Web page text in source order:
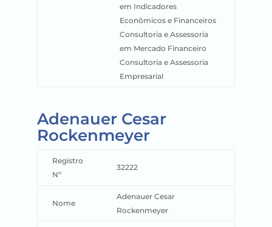
em Indicadores
Econômicos e Financeiros
Consultoria e Assessoria
em Mercado Financeiro
Consultoria e Assessoria
Empresarial
Adenauer Cesar
Rockenmeyer
Registro
Nº
32222
Nome
Adenauer Cesar
Rockenmeyer